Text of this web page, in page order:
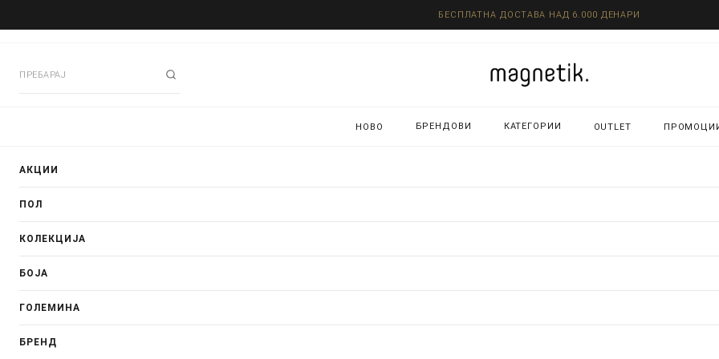
БЕСПЛАТНА ДОСТАВА НАД 6.000 ДЕНАРИ
НОВО БРЕНДОВИ КАТЕГОРИИ OUTLET
АКЦИИ
ПОЛ
КОЛЕКЦИЈА
БОЈА
ГОЛЕМИНА
БРЕНД